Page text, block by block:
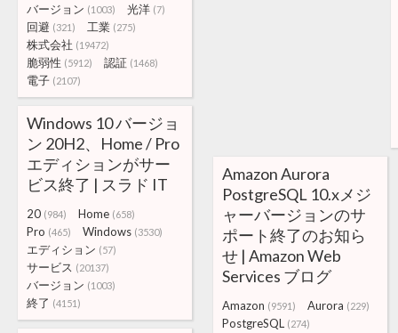
バージョン (1003) 光洋 (7)
回避 (321) 工業 (275)
株式会社 (19472)
脆弱性 (5912) 認証 (1468)
電子 (2107)
Windows 10 バージョ
ン 20H2、Home / Pro
エディションがサー
ビス終了 | スラド IT
20 (984) Home (658)
Pro (465) Windows (3530)
エディション (57)
サービス (20137)
バージョン (1003)
終了 (4151)
Amazon Aurora
PostgreSQL 10.xメジ
ャーバージョンのサ
ポート終了のお知ら
せ | Amazon Web
Services ブログ
Amazon (9591) Aurora (229)
PostgreSQL (274)